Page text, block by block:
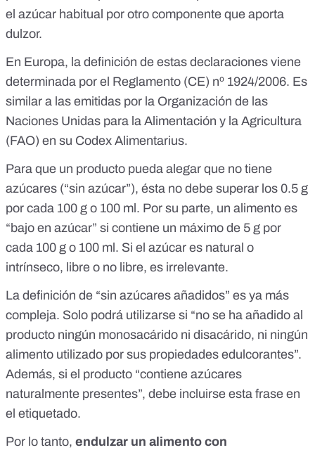
el azúcar habitual por otro componente que aporta
dulzor.
En Europa, la definición de estas declaraciones viene
determinada por el Reglamento (CE) nº 1924/2006. Es
similar a las emitidas por la Organización de las
Naciones Unidas para la Alimentación y la Agricultura
(FAO) en su Codex Alimentarius.
Para que un producto pueda alegar que no tiene
azúcares (“sin azúcar”), ésta no debe superar los 0.5 g
por cada 100 g o 100 ml. Por su parte, un alimento es
“bajo en azúcar” si contiene un máximo de 5 g por
cada 100 g o 100 ml. Si el azúcar es natural o
intrínseco, libre o no libre, es irrelevante.
La definición de “sin azúcares añadidos” es ya más
compleja. Solo podrá utilizarse si “no se ha añadido al
producto ningún monosacárido ni disacárido, ni ningún
alimento utilizado por sus propiedades edulcorantes”.
Además, si el producto “contiene azúcares
naturalmente presentes”, debe incluirse esta frase en
el etiquetado.
Por lo tanto, endulzar un alimento con